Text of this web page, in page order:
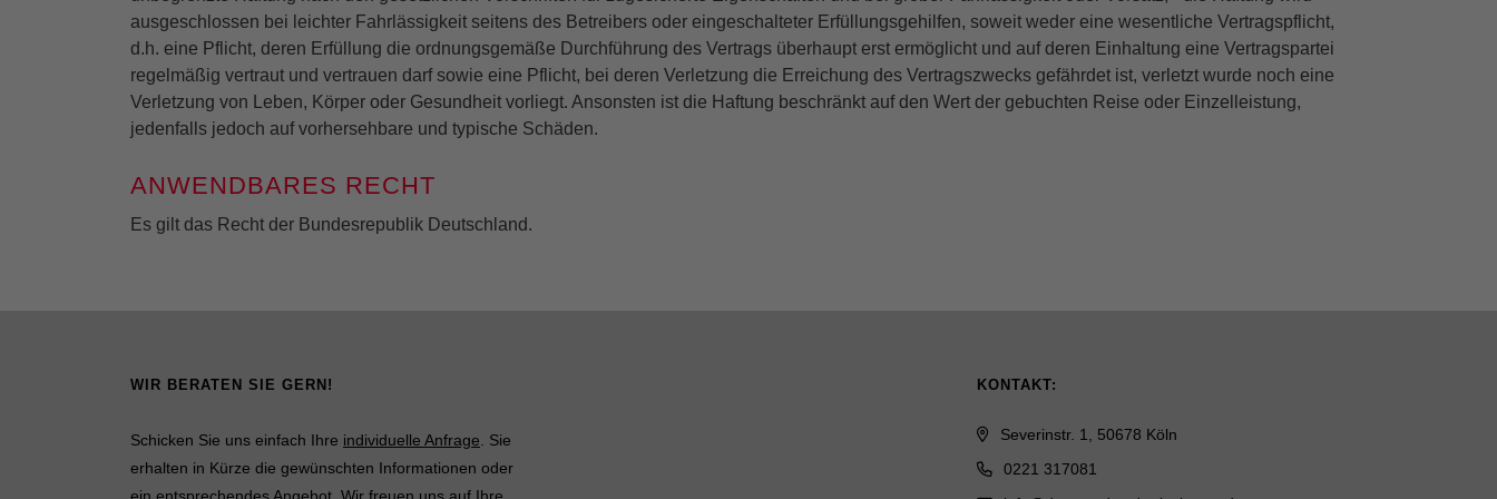
ausgeschlossen bei leichter Fahrlässigkeit seitens des Betreibers oder eingeschalteter Erfüllungsgehilfen, soweit weder eine wesentliche Vertragspflicht,
d.h. eine Pflicht, deren Erfüllung die ordnungsgemäße Durchführung des Vertrags überhaupt erst ermöglicht und auf deren Einhaltung eine Vertragspartei
regelmäßig vertraut und vertrauen darf sowie eine Pflicht, bei deren Verletzung die Erreichung des Vertragszwecks gefährdet ist, verletzt wurde noch eine
Verletzung von Leben, Körper oder Gesundheit vorliegt. Ansonsten ist die Haftung beschränkt auf den Wert der gebuchten Reise oder Einzelleistung,
jedenfalls jedoch auf vorhersehbare und typische Schäden.
ANWENDBARES RECHT
Es gilt das Recht der Bundesrepublik Deutschland.
WIR BERATEN SIE GERN!
Schicken Sie uns einfach Ihre individuelle Anfrage . Sie
erhalten in Kürze die gewünschten Informationen oder
KONTAKT:
Severinstr. 1, 50678 Köln
0221 317081